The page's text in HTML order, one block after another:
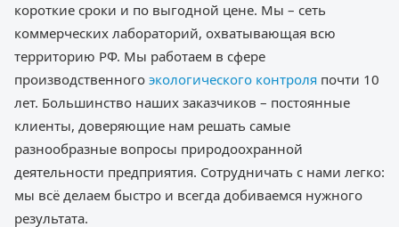
короткие сроки и по выгодной цене. Мы – сеть
коммерческих лабораторий, охватывающая всю
территорию РФ. Мы работаем в сфере
производственного экологического контроля почти 10
лет. Большинство наших заказчиков – постоянные
клиенты, доверяющие нам решать самые
разнообразные вопросы природоохранной
деятельности предприятия. Сотрудничать с нами легко:
мы всё делаем быстро и всегда добиваемся нужного
результата.